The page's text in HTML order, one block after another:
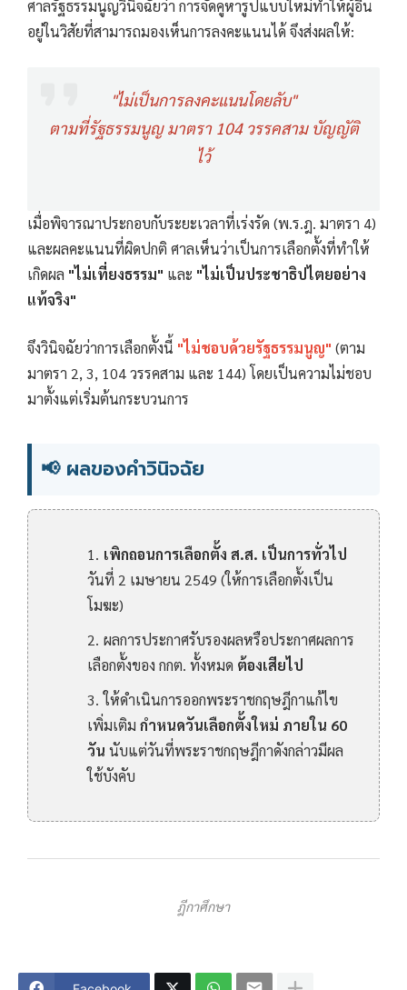
ศาลรัฐธรรมนูญวินิจฉัยว่า การจัดคูหารูปแบบใหม่ทำให้ผู้อื่น
อยู่ในวิสัยที่สามารถมองเห็นการลงคะแนนได้ จึงส่งผลให้:
"ไม่เป็นการลงคะแนนโดยลับ"
ตามที่รัฐธรรมนูญ มาตรา 104 วรรคสาม บัญญัติ
ไว้
เมื่อพิจารณาประกอบกับระยะเวลาที่เร่งรัด (พ.ร.ฎ. มาตรา 4)
และผลคะแนนที่ผิดปกติ ศาลเห็นว่าเป็นการเลือกตั้งที่ทำให้
เกิดผล "ไม่เที่ยงธรรม" และ "ไม่เป็นประชาธิปไตยอย่าง
แท้จริง"
จึงวินิจฉัยว่าการเลือกตั้งนี้ "ไม่ชอบด้วยรัฐธรรมนูญ" (ตาม
มาตรา 2, 3, 104 วรรคสาม และ 144) โดยเป็นความไม่ชอบ
มาตั้งแต่เริ่มต้นกระบวนการ
📢 ผลของคำวินิจฉัย
เพิกถอนการเลือกตั้ง ส.ส. เป็นการทั่วไป
วันที่ 2 เมษายน 2549 (ให้การเลือกตั้งเป็น
โมฆะ)
ผลการประกาศรับรองผลหรือประกาศผลการ
เลือกตั้งของ กกต. ทั้งหมด ต้องเสียไป
ให้ดำเนินการออกพระราชกฤษฎีกาแก้ไข
เพิ่มเติม กำหนดวันเลือกตั้งใหม่ ภายใน 60
วัน นับแต่วันที่พระราชกฤษฎีกาดังกล่าวมีผล
ใช้บังคับ
ฎีกาศึกษา